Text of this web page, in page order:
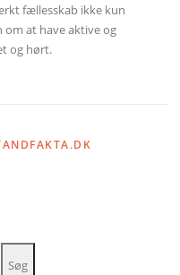
fællesskab ikke kun
om at have aktive og
og hørt.
Søg